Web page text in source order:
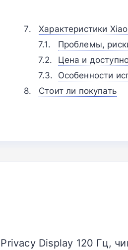
Характеристики
Проблемы,
Цена и
Особенности
Стоит ли покупать
Display 120 Гц,